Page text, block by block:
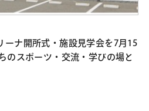
ーナ開所式・施設見学会を7月15
のスポーツ・交流・学びの場と